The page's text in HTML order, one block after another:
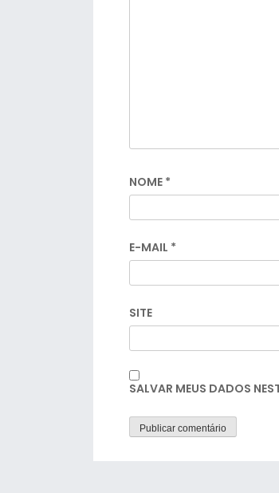
NOME *
E-MAIL *
SITE
SALVAR MEUS DADOS